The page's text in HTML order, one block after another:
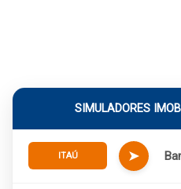
SIMULADORES
ITAÚ ➤